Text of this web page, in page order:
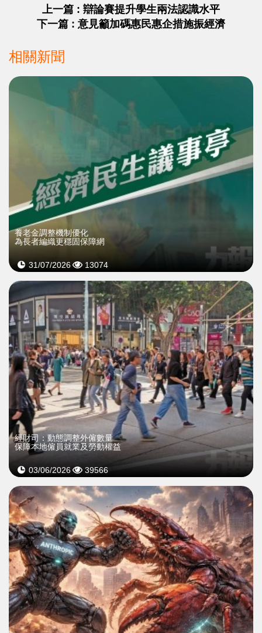
上一篇 : 辯論賽提升學生兩法認識水平
下一篇 : 意見籲加碼惠民惠企措施振經濟
相關新聞
養老金調整機制優化
為長者編織更穩固保障網
31/07/2026 13074
經財司：動態調整外僱數量
保障本地僱員就業及勞動權益
03/06/2026 39566